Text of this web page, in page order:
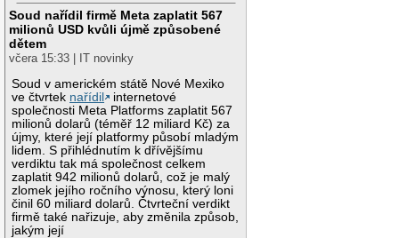
Soud nařídil firmě Meta zaplatit 567
milionů USD kvůli újmě způsobené
dětem
včera 15:33 | IT novinky
Soud v americkém státě Nové Mexiko
ve čtvrtek nařídil
internetové
společnosti Meta Platforms zaplatit 567
milionů dolarů (téměř 12 miliard Kč) za
újmy, které její platformy působí mladým
lidem. S přihlédnutím k dřívějšímu
verdiktu tak má společnost celkem
zaplatit 942 milionů dolarů, což je malý
zlomek jejího ročního výnosu, který loni
činil 60 miliard dolarů. Čtvrteční verdikt
firmě také nařizuje, aby změnila způsob,
jakým její